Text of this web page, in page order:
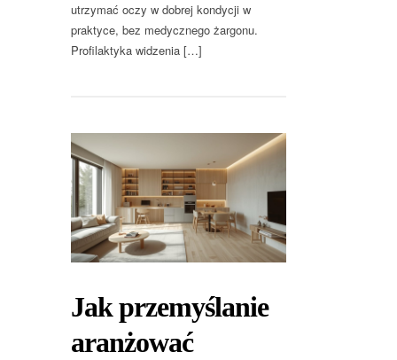
utrzymać oczy w dobrej kondycji w
praktyce, bez medycznego żargonu.
Profilaktyka widzenia […]
Jak przemyślanie
aranżować